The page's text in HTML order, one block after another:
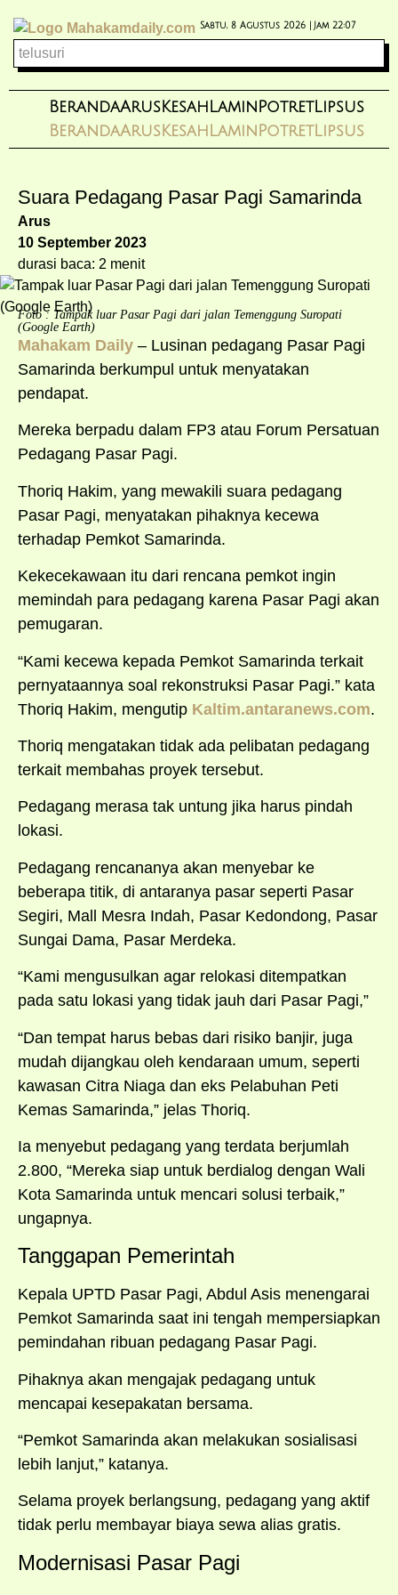
Sabtu, 8 Agustus 2026 | Jam 22:07
BerandaArus Kesah Lamin PotretLipsus
BerandaArus Kesah Lamin PotretLipsus
Suara Pedagang Pasar Pagi Samarinda
Arus
10 September 2023
durasi baca: 2 menit
Foto : Tampak luar Pasar Pagi dari jalan Temenggung Suropati
(Google Earth)
Mahakam Daily – Lusinan pedagang Pasar Pagi
Samarinda berkumpul untuk menyatakan
pendapat.
Mereka berpadu dalam FP3 atau Forum Persatuan
Pedagang Pasar Pagi.
Thoriq Hakim, yang mewakili suara pedagang
Pasar Pagi, menyatakan pihaknya kecewa
terhadap Pemkot Samarinda.
Kekecekawaan itu dari rencana pemkot ingin
memindah para pedagang karena Pasar Pagi akan
pemugaran.
“Kami kecewa kepada Pemkot Samarinda terkait
pernyataannya soal rekonstruksi Pasar Pagi.” kata
Thoriq Hakim, mengutip Kaltim.antaranews.com.
Thoriq mengatakan tidak ada pelibatan pedagang
terkait membahas proyek tersebut.
Pedagang merasa tak untung jika harus pindah
lokasi.
Pedagang rencananya akan menyebar ke
beberapa titik, di antaranya pasar seperti Pasar
Segiri, Mall Mesra Indah, Pasar Kedondong, Pasar
Sungai Dama, Pasar Merdeka.
“Kami mengusulkan agar relokasi ditempatkan
pada satu lokasi yang tidak jauh dari Pasar Pagi,”
“Dan tempat harus bebas dari risiko banjir, juga
mudah dijangkau oleh kendaraan umum, seperti
kawasan Citra Niaga dan eks Pelabuhan Peti
Kemas Samarinda,” jelas Thoriq.
Ia menyebut pedagang yang terdata berjumlah
2.800, “Mereka siap untuk berdialog dengan Wali
Kota Samarinda untuk mencari solusi terbaik,”
ungapnya.
Tanggapan Pemerintah
Kepala UPTD Pasar Pagi, Abdul Asis menengarai
Pemkot Samarinda saat ini tengah mempersiapkan
pemindahan ribuan pedagang Pasar Pagi.
Pihaknya akan mengajak pedagang untuk
mencapai kesepakatan bersama.
“Pemkot Samarinda akan melakukan sosialisasi
lebih lanjut,” katanya.
Selama proyek berlangsung, pedagang yang aktif
tidak perlu membayar biaya sewa alias gratis.
Modernisasi Pasar Pagi